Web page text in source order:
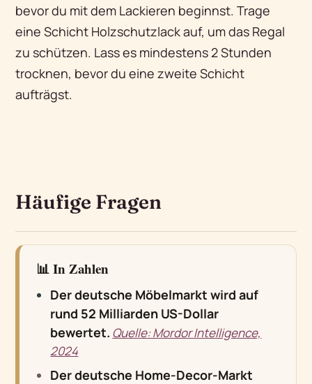
bevor du mit dem Lackieren beginnst. Trage
eine Schicht Holzschutzlack auf, um das Regal
zu schützen. Lass es mindestens 2 Stunden
trocknen, bevor du eine zweite Schicht
aufträgst.
Häufige Fragen
📊 In Zahlen
Der deutsche Möbelmarkt wird auf
rund 52 Milliarden US-Dollar
bewertet. Quelle: Mordor Intelligence,
2024
Der deutsche Home-Decor-Markt